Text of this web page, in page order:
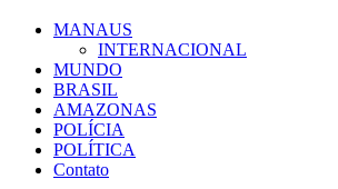
Japonês
Japão
mais
perto
MANAUS
INTERNACIONAL
MUNDO
BRASIL
AMAZONAS
POLÍCIA
POLÍTICA
Contato